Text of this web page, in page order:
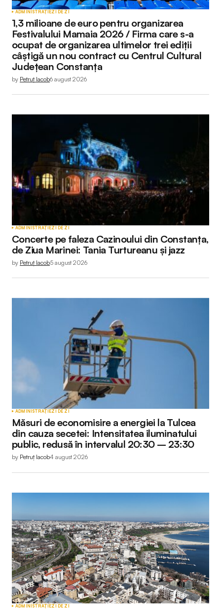
ADMINISTRAȚIEZI DE ZI
1,3 milioane de euro pentru organizarea
Festivalului Mamaia 2026 / Firma care s-a
ocupat de organizarea ultimelor trei ediții
câștigă un nou contract cu Centrul Cultural
Județean Constanța
by Petruț Iacob6 august 2026
ADMINISTRAȚIEZI DE ZI
Concerte pe faleza Cazinoului din Constanța,
de Ziua Marinei: Tania Turtureanu și jazz
by Petruț Iacob5 august 2026
ADMINISTRAȚIEZI DE ZI
Măsuri de economisire a energiei la Tulcea
din cauza secetei: Intensitatea iluminatului
public, redusă în intervalul 20:30 – 23:30
by Petruț Iacob4 august 2026
ADMINISTRAȚIEZI DE ZI